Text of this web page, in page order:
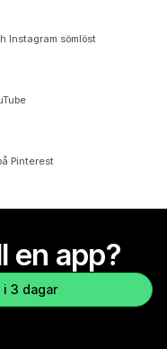
Instagram sömlöst
Pinterest
en app?
i 3 dagar